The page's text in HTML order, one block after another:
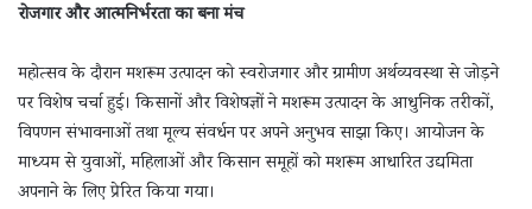
रोजगार और आत्मनिर्भरता का बना मंच
महोत्सव के दौरान मशरूम उत्पादन को स्वरोजगार और ग्रामीण अर्थव्यवस्था से जोड़ने
पर विशेष चर्चा हुई। किसानों और विशेषज्ञों ने मशरूम उत्पादन के आधुनिक तरीकों,
विपणन संभावनाओं तथा मूल्य संवर्धन पर अपने अनुभव साझा किए। आयोजन के
माध्यम से युवाओं, महिलाओं और किसान समूहों को मशरूम आधारित उद्यमिता
अपनाने के लिए प्रेरित किया गया।